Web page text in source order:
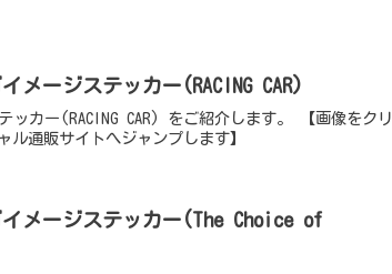
メージステッカー(RACING CAR)
ッカー(RACING CAR) をご紹介します。 【画像をクリ
ル通販サイトへジャンプします】
イメージステッカー(The Choice of